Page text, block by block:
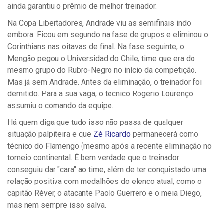
ainda garantiu o prêmio de melhor treinador.
Na Copa Libertadores, Andrade viu as semifinais indo
embora. Ficou em segundo na fase de grupos e eliminou o
Corinthians nas oitavas de final. Na fase seguinte, o
Mengão pegou o Universidad do Chile, time que era do
mesmo grupo do Rubro-Negro no início da competição.
Mas já sem Andrade. Antes da eliminação, o treinador foi
demitido. Para a sua vaga, o técnico Rogério Lourenço
assumiu o comando da equipe.
Há quem diga que tudo isso não passa de qualquer
situação palpiteira e que Zé Ricardo permanecerá como
técnico do Flamengo (mesmo após a recente eliminação no
torneio continental. É bem verdade que o treinador
conseguiu dar "cara" ao time, além de ter conquistado uma
relação positiva com medalhões do elenco atual, como o
capitão Réver, o atacante Paolo Guerrero e o meia Diego,
mas nem sempre isso salva.